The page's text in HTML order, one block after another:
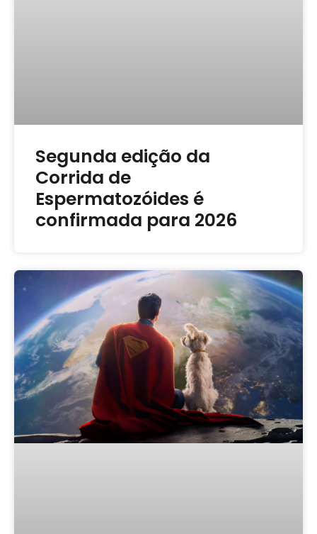
Segunda edição da
Corrida de
Espermatozóides é
confirmada para 2026